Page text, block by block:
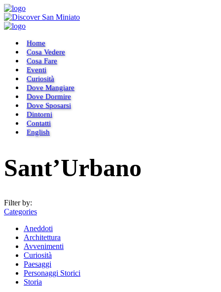
Home
Cosa Vedere
Cosa Fare
Eventi
Curiosità
Dove Mangiare
Dove Dormire
Dove Sposarsi
Dintorni
Contatti
English
Sant’Urbano
Filter by:
Categories
Aneddoti
Architettura
Avvenimenti
Curiosità
Paesaggi
Personaggi Storici
Storia